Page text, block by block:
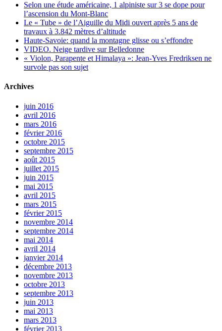
Selon une étude américaine, 1 alpiniste sur 3 se dope pour
l’ascension du Mont-Blanc
Le « Tube » de l’Aiguille du Midi ouvert après 5 ans de
travaux à 3.842 mètres d’altitude
Haute-Savoie: quand la montagne glisse ou s’effondre
VIDEO. Neige tardive sur Belledonne
« Violon, Parapente et Himalaya »: Jean-Yves Fredriksen ne
survole pas son sujet
Archives
juin 2016
avril 2016
mars 2016
février 2016
octobre 2015
septembre 2015
août 2015
juillet 2015
juin 2015
mai 2015
avril 2015
mars 2015
février 2015
novembre 2014
septembre 2014
mai 2014
avril 2014
janvier 2014
décembre 2013
novembre 2013
octobre 2013
septembre 2013
juin 2013
mai 2013
mars 2013
février 2013